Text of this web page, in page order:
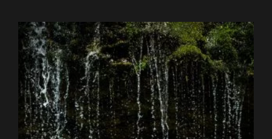
Varianten
auf.
Die
Optionen
können
auf
der